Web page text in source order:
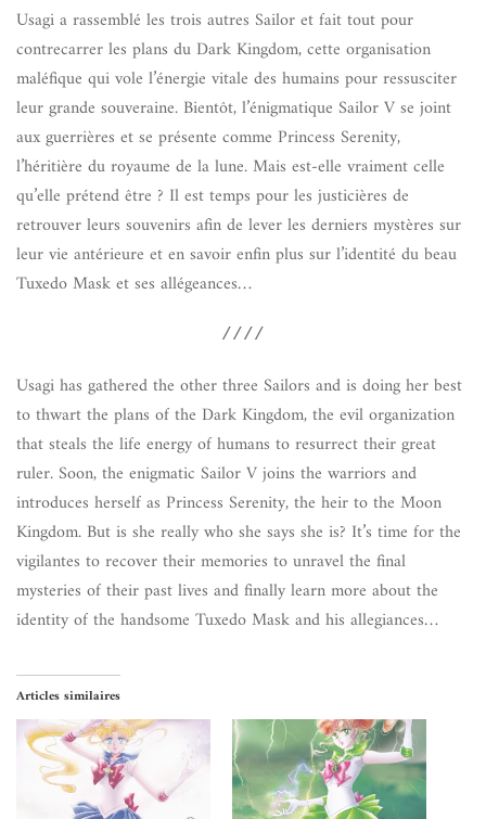
Usagi a rassemblé les trois autres Sailor et fait tout pour
contrecarrer les plans du Dark Kingdom, cette organisation
maléfique qui vole l’énergie vitale des humains pour ressusciter
leur grande souveraine. Bientôt, l’énigmatique Sailor V se joint
aux guerrières et se présente comme Princess Serenity,
l’héritière du royaume de la lune. Mais est-elle vraiment celle
qu’elle prétend être ? Il est temps pour les justicières de
retrouver leurs souvenirs afin de lever les derniers mystères sur
leur vie antérieure et en savoir enfin plus sur l’identité du beau
Tuxedo Mask et ses allégeances…
////
Usagi has gathered the other three Sailors and is doing her best
to thwart the plans of the Dark Kingdom, the evil organization
that steals the life energy of humans to resurrect their great
ruler. Soon, the enigmatic Sailor V joins the warriors and
introduces herself as Princess Serenity, the heir to the Moon
Kingdom. But is she really who she says she is? It’s time for the
vigilantes to recover their memories to unravel the final
mysteries of their past lives and finally learn more about the
identity of the handsome Tuxedo Mask and his allegiances…
Articles similaires